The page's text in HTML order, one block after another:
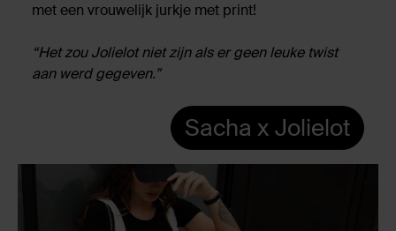
met een vrouwelijk jurkje met print!
“Het zou Jolielot niet zijn als er geen leuke twist
aan werd gegeven.”
Sacha x Jolielot